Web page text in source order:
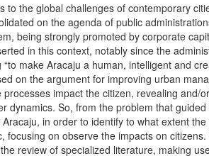
to the global challenges of contemporary
on the agenda of public
being strongly promoted by corporate
in this context, notably since the
make Aracaju a human, intelligent and
on the argument for improving urban
impact the citizen, revealing
dynamics. So, from the problem that
in order to identify to what extent
focusing on observe the impacts on
review of specialized literature, making